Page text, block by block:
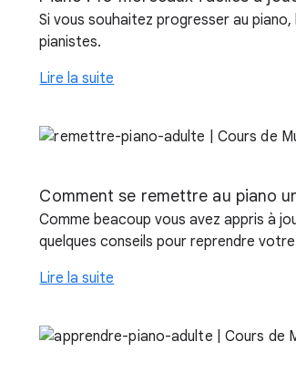
Si vous souhaitez progresser au
pianistes.
Lire la suite
Comment se remettre au piano
Comme beacoup vous avez appris à
quelques conseils pour reprendre
Lire la suite